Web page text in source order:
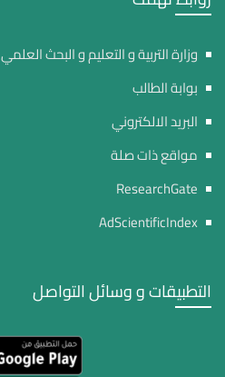
وزارة التربية و التعليم و البحث العلمي
بوابة الطالب
البريد الالكتروني
مواقع ذات صلة
ResearchGate
AdScientificIndex
التطبيقات و وسائل التواصل